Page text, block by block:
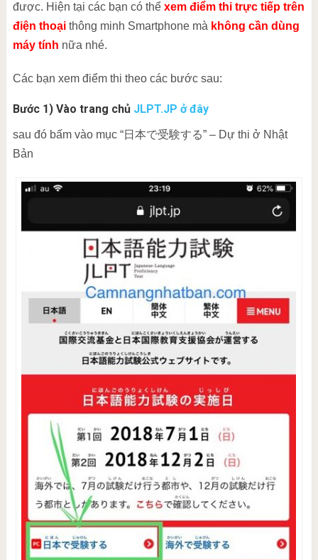
được. Hiện tại các bạn có thể xem điểm thi trực tiếp trên
điện thoạithông minh Smartphone mà không cần dùng
máy tính nữa nhé.
Các bạn xem điểm thi theo các bước sau:
Bước 1) Vào trang chủ JLPT.JP ở đây
sau đó bấm vào mục “日本で受験する” – Dự thi ở Nhật
Bản